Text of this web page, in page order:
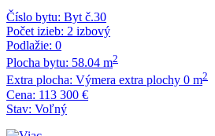
Číslo bytu: Byt č.30
Počet izieb: 2 izbový
Podlažie: 0
Plocha bytu: 58.04 m2
Extra plocha: Výmera extra plochy 0 m2
Cena: 113 300 €
Stav: Voľný